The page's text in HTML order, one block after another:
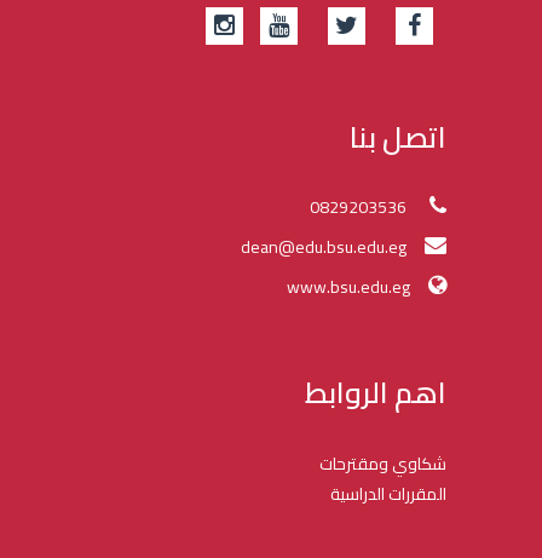
اتصل بنا
www.bsu.edu.eg
اهم الروابط
شكاوي ومقترحات
المقررات الدراسية